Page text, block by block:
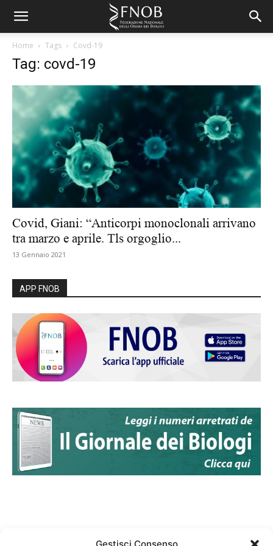
Home Tags Covd-19
Tag: covd-19
Covid, Giani: “Anticorpi monoclonali arrivano
tra marzo e aprile. Tls orgoglio...
13 Gennaio 2021
APP FNOB